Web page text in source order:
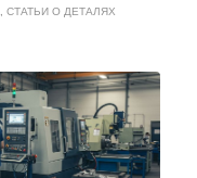
СТАТЬИ О ДЕТАЛЯХ